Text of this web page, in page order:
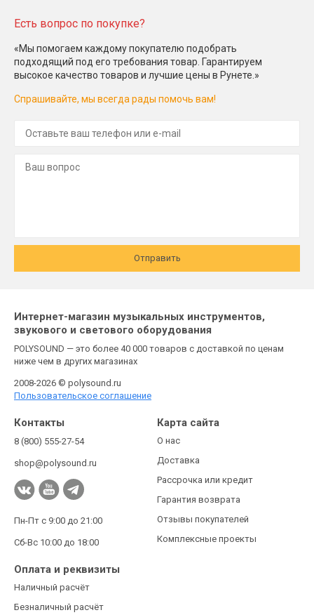
Есть вопрос по покупке?
«Мы помогаем каждому покупателю подобрать
подходящий под его требования товар. Гарантируем
высокое качество товаров и лучшие цены в Рунете.»
Спрашивайте, мы всегда рады помочь вам!
Отправить
Интернет-магазин музыкальных инструментов,
звукового и светового оборудования
POLYSOUND — это более 40 000 товаров с доставкой по ценам
ниже чем в других магазинах
2008-2026 © polysound.ru
Пользовательское соглашение
Контакты
8 (800) 555-27-54
shop@polysound.ru
Пн-Пт с 9:00 до 21:00
Сб-Вс 10:00 до 18:00
Карта сайта
О нас
Доставка
Рассрочка или кредит
Гарантия возврата
Отзывы покупателей
Комплексные проекты
Оплата и реквизиты
Наличный расчёт
Безналичный расчёт